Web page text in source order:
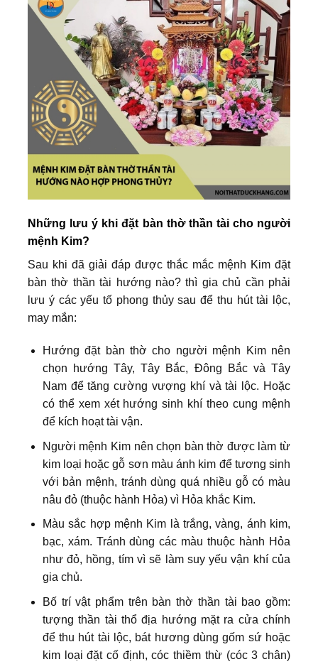
Những lưu ý khi đặt bàn thờ thần tài cho người
mệnh Kim?
Sau khi đã giải đáp được thắc mắc mệnh Kim đặt
bàn thờ thần tài hướng nào? thì gia chủ cần phải
lưu ý các yếu tố phong thủy sau để thu hút tài lộc,
may mắn:
Hướng đặt bàn thờ cho người mệnh Kim nên
chọn hướng Tây, Tây Bắc, Đông Bắc và Tây
Nam để tăng cường vượng khí và tài lộc. Hoặc
có thể xem xét hướng sinh khí theo cung mệnh
để kích hoạt tài vận.
Người mệnh Kim nên chọn bàn thờ được làm từ
kim loại hoặc gỗ sơn màu ánh kim để tương sinh
với bản mệnh, tránh dùng quá nhiều gỗ có màu
nâu đỏ (thuộc hành Hỏa) vì Hỏa khắc Kim.
Màu sắc hợp mệnh Kim là trắng, vàng, ánh kim,
bạc, xám. Tránh dùng các màu thuộc hành Hỏa
như đỏ, hồng, tím vì sẽ làm suy yếu vận khí của
gia chủ.
Bố trí vật phẩm trên bàn thờ thần tài bao gồm:
tượng thần tài thổ địa hướng mặt ra cửa chính
để thu hút tài lộc, bát hương dùng gốm sứ hoặc
kim loại đặt cố định, cóc thiềm thừ (cóc 3 chân)